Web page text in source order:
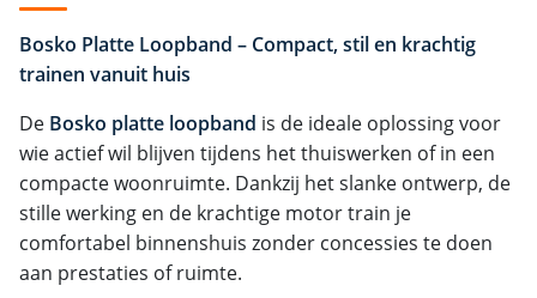
Bosko Platte Loopband – Compact, stil en krachtig
trainen vanuit huis
De Bosko platte loopband is de ideale oplossing voor
wie actief wil blijven tijdens het thuiswerken of in een
compacte woonruimte. Dankzij het slanke ontwerp, de
stille werking en de krachtige motor train je
comfortabel binnenshuis zonder concessies te doen
aan prestaties of ruimte.